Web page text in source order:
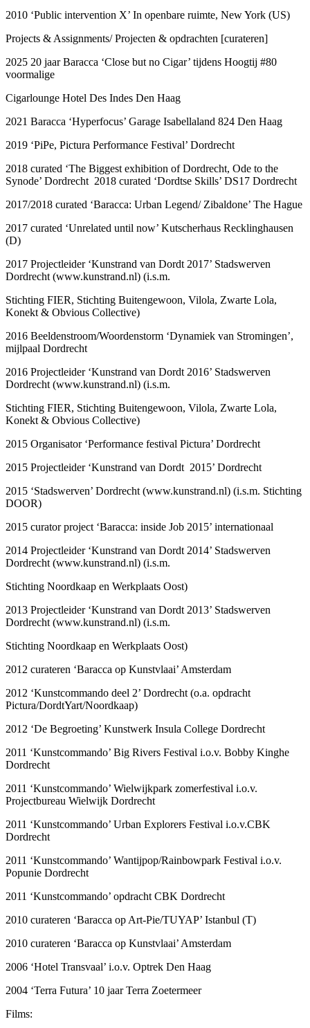
2010 ‘Public intervention X’ In openbare ruimte, New York (US)
Projects & Assignments/ Projecten & opdrachten [curateren]
2025 20 jaar Baracca ‘Close but no Cigar’ tijdens Hoogtij #80
voormalige
Cigarlounge Hotel Des Indes Den Haag
2021 Baracca ‘Hyperfocus’ Garage Isabellaland 824 Den Haag
2019 ‘PiPe, Pictura Performance Festival’ Dordrecht
2018 curated ‘The Biggest exhibition of Dordrecht, Ode to the
Synode’ Dordrecht 2018 curated ‘Dordtse Skills’ DS17 Dordrecht
2017/2018 curated ‘Baracca: Urban Legend/ Zibaldone’ The Hague
2017 curated ‘Unrelated until now’ Kutscherhaus Recklinghausen
(D)
2017 Projectleider ‘Kunstrand van Dordt 2017’ Stadswerven
Dordrecht (www.kunstrand.nl) (i.s.m.
Stichting FIER, Stichting Buitengewoon, Vilola, Zwarte Lola,
Konekt & Obvious Collective)
2016 Beeldenstroom/Woordenstorm ‘Dynamiek van Stromingen’,
mijlpaal Dordrecht
2016 Projectleider ‘Kunstrand van Dordt 2016’ Stadswerven
Dordrecht (www.kunstrand.nl) (i.s.m.
Stichting FIER, Stichting Buitengewoon, Vilola, Zwarte Lola,
Konekt & Obvious Collective)
2015 Organisator ‘Performance festival Pictura’ Dordrecht
2015 Projectleider ‘Kunstrand van Dordt 2015’ Dordrecht
2015 ‘Stadswerven’ Dordrecht (www.kunstrand.nl) (i.s.m. Stichting
DOOR)
2015 curator project ‘Baracca: inside Job 2015’ internationaal
2014 Projectleider ‘Kunstrand van Dordt 2014’ Stadswerven
Dordrecht (www.kunstrand.nl) (i.s.m.
Stichting Noordkaap en Werkplaats Oost)
2013 Projectleider ‘Kunstrand van Dordt 2013’ Stadswerven
Dordrecht (www.kunstrand.nl) (i.s.m.
Stichting Noordkaap en Werkplaats Oost)
2012 curateren ‘Baracca op Kunstvlaai’ Amsterdam
2012 ‘Kunstcommando deel 2’ Dordrecht (o.a. opdracht
Pictura/DordtYart/Noordkaap)
2012 ‘De Begroeting’ Kunstwerk Insula College Dordrecht
2011 ‘Kunstcommando’ Big Rivers Festival i.o.v. Bobby Kinghe
Dordrecht
2011 ‘Kunstcommando’ Wielwijkpark zomerfestival i.o.v.
Projectbureau Wielwijk Dordrecht
2011 ‘Kunstcommando’ Urban Explorers Festival i.o.v.CBK
Dordrecht
2011 ‘Kunstcommando’ Wantijpop/Rainbowpark Festival i.o.v.
Popunie Dordrecht
2011 ‘Kunstcommando’ opdracht CBK Dordrecht
2010 curateren ‘Baracca op Art-Pie/TUYAP’ Istanbul (T)
2010 curateren ‘Baracca op Kunstvlaai’ Amsterdam
2006 ‘Hotel Transvaal’ i.o.v. Optrek Den Haag
2004 ‘Terra Futura’ 10 jaar Terra Zoetermeer
Films: